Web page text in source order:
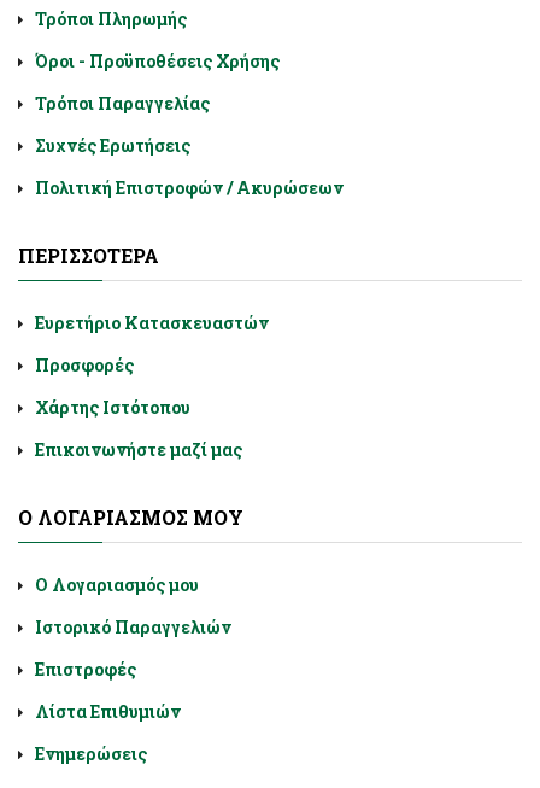
Τρόποι Πληρωμής
Όροι - Προϋποθέσεις Χρήσης
Τρόποι Παραγγελίας
Συχνές Ερωτήσεις
Πολιτική Επιστροφών / Ακυρώσεων
ΠΕΡΙΣΣΌΤΕΡΑ
Ευρετήριο Κατασκευαστών
Προσφορές
Χάρτης Ιστότοπου
Επικοινωνήστε μαζί μας
Ο ΛΟΓΑΡΙΑΣΜΌΣ ΜΟΥ
Ο Λογαριασμός μου
Ιστορικό Παραγγελιών
Επιστροφές
Λίστα Επιθυμιών
Ενημερώσεις